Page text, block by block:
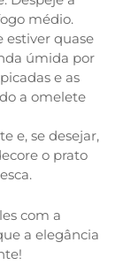
médio.
estiver quase
úmida por
e as
a omelete
e, se desejar,
o prato
com a
a elegância